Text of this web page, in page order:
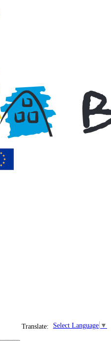
Select Language ▼
Translate: